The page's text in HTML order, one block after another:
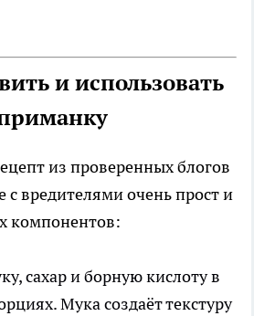
и использовать
из проверенных блогов
с вредителями очень прост и
компонентов:
сахар и борную кислоту в
Мука создаёт текстуру